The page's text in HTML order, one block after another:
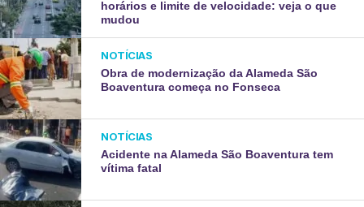
horários e limite de velocidade: veja o que
mudou
NOTÍCIAS
Obra de modernização da Alameda São
Boaventura começa no Fonseca
NOTÍCIAS
Acidente na Alameda São Boaventura tem
vítima fatal